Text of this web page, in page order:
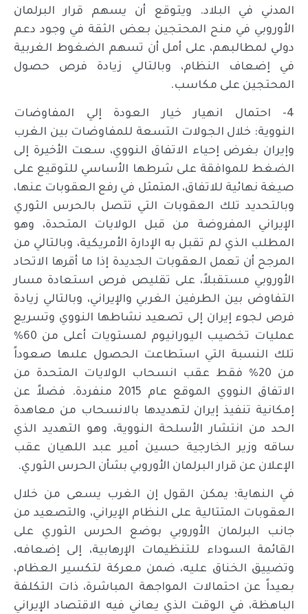
المدني في البلاد. ويتوقع أن يسهم قرار البرلمان
الأوروبي في منح المحتجين بعض الثقة في وجود دعم
دولي لمطالبهم، على أمل أن تسهم الضغوط الغربية
في إضعاف النظام، وبالتالي زيادة فرص حصول
المحتجين على مكاسب.
4- احتمال انهيار خيار العودة إلي المفاوضات
النووية: خلال الجولات التسعة للمفاوضات بين الغرب
وإيران بغرض إحياء الاتفاق النووي، سعت الأخيرة إلى
الضغط للموافقة على شرطها الأساسي للتوقيع على
صيغة نهائية للاتفاق، المتمثل في رفع العقوبات عنها،
وبالتحديد تلك العقوبات التي تتصل بالحرس الثوري
الإيراني المفروضة من قبل الولايات المتحدة، وهو
المطلب الذي لم تقبل به الإدارة الأمريكية، وبالتالي من
المرجح أن تعمل العقوبات الجديدة إذا ما أقرها الاتحاد
الأوروبي مستقبلاً، على تقليص فرص استعادة مسار
التفاوض بين الطرفين الغربي والإيراني، وبالتالي زيادة
فرص لجوء إيران إلى تصعيد نشاطها النووي وتسريع
عمليات تخصيب اليورانيوم لمستويات أعلى من 60%
تلك النسبة التي استطاعت الحصول علىها صعوداً
من 20% فقط عقب انسحاب الولايات المتحدة من
الاتفاق النووي الموقع عام 2015 منفردة. فضلاً عن
إمكانية تنفيذ إيران لتهديدها بالانسحاب من معاهدة
الحد من انتشار الأسلحة النووية، وهو التهديد الذي
ساقه وزير الخارجية حسين أمير عبد اللهيان عقب
الإعلان عن قرار البرلمان الأوروبي بشأن الحرس الثوري.
في النهاية؛ يمكن القول إن الغرب يسعى من خلال
العقوبات المتتالية على النظام الإيراني، والتصعيد من
جانب البرلمان الأوروبي بوضع الحرس الثوري على
القائمة السوداء للتنظيمات الإرهابية، إلى إضعافه،
وتضييق الخناق عليه، ضمن معركة لتكسير العظام،
بعيداً عن احتمالات المواجهة المباشرة، ذات التكلفة
الباهظة، في الوقت الذي يعاني فيه الاقتصاد الإيراني